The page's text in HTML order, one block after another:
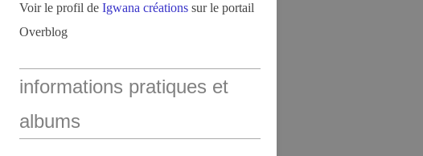
Voir le profil de Igwana créations sur le portail
Overblog
informations pratiques et
albums